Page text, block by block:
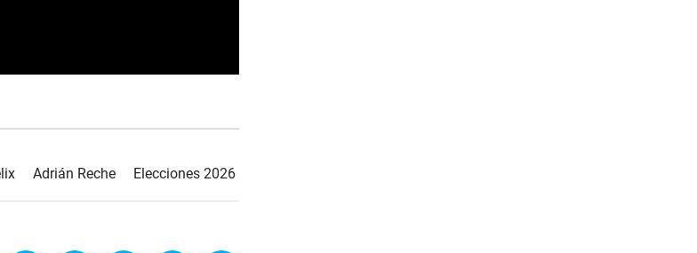
Adrián Reche Elecciones 2026